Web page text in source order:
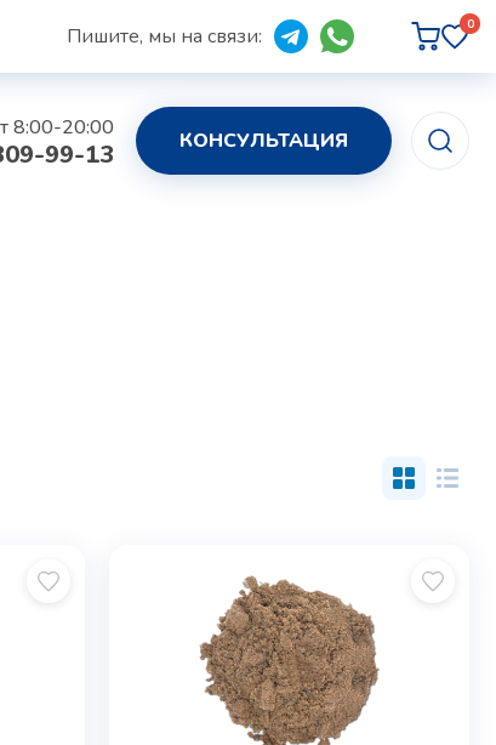
Пишите, мы на связи: 0
8:00-20:00
99-13 КОНСУЛЬТАЦИЯ